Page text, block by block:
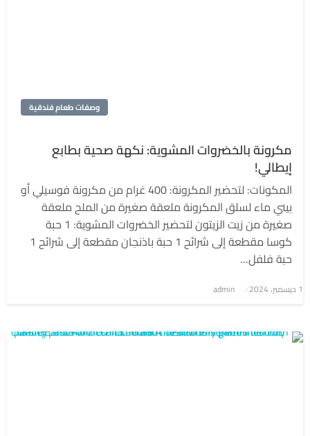
وصفات طعام فندقية
مكرونة بالخضروات المشوية: نكهة صحية بطابع
إيطالي!
المكونات: لتحضير المكرونة: 400 غرام من مكرونة فوسيلي أو
بيني ماء لسلق المكرونة ملعقة صغيرة من الملح ملعقة
صغيرة من زيت الزيتون لتحضير الخضروات المشوية: 1 حبة
كوسا مقطعة إلى شرائح 1 حبة باذنجان مقطعة إلى شرائح 1
حبة فلفل…
نُشر1 ديسمبر، 2024 admin